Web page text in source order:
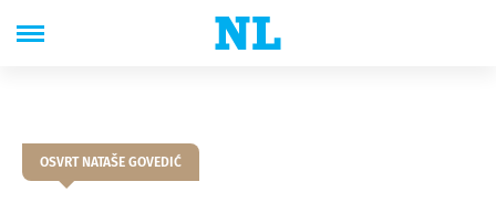
OSVRT NATAŠE GOVEDIĆ